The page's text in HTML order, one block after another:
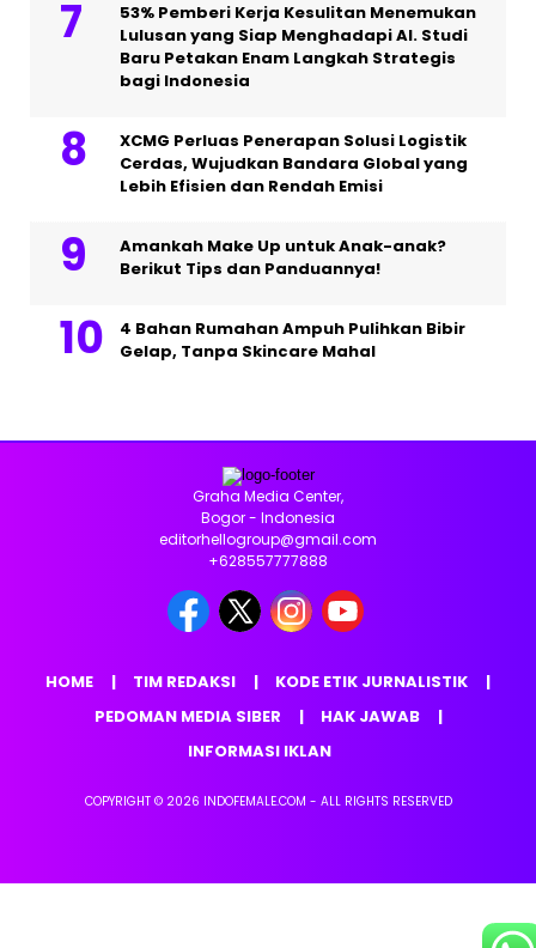
53% Pemberi Kerja Kesulitan Menemukan
Lulusan yang Siap Menghadapi AI. Studi
Baru Petakan Enam Langkah Strategis
bagi Indonesia
XCMG Perluas Penerapan Solusi Logistik
Cerdas, Wujudkan Bandara Global yang
Lebih Efisien dan Rendah Emisi
Amankah Make Up untuk Anak-anak?
Berikut Tips dan Panduannya!
4 Bahan Rumahan Ampuh Pulihkan Bibir
Gelap, Tanpa Skincare Mahal
Graha Media Center,
Bogor - Indonesia
editorhellogroup@gmail.com
+628557777888
HOME TIM REDAKSI
KODE ETIK JURNALISTIK
PEDOMAN MEDIA SIBER
HAK JAWAB
INFORMASI IKLAN
COPYRIGHT © 2026 INDOFEMALE.COM - ALL RIGHTS RESERVED